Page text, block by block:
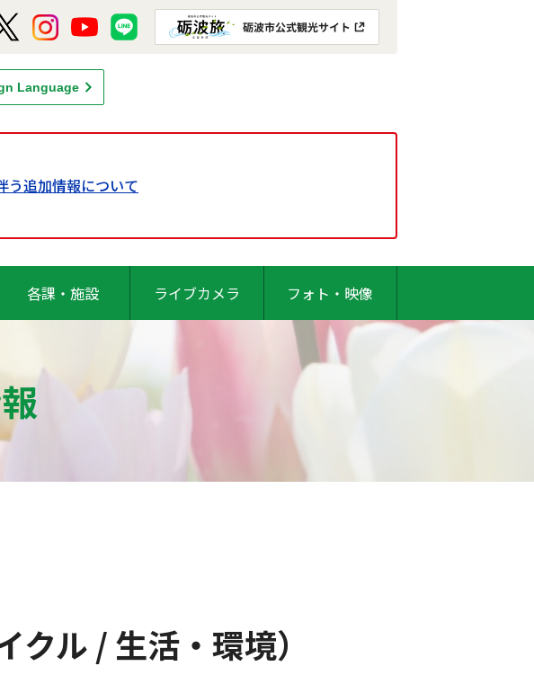
Language
う追加情報について
各課・施設 ライブカメラ フォト・映像
ル / 生活・環境）